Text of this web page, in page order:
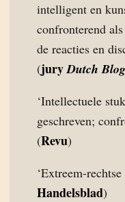
intelligent en
confronterend
de reacties en
(juryDutch
‘Intellectuele
geschreven;
(Revu)
‘Extreem-
Handelsblad)